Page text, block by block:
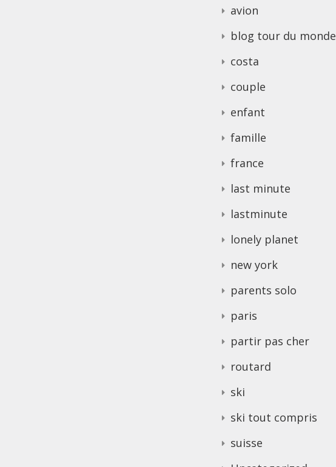
avion
blog tour du monde
costa
couple
enfant
famille
france
last minute
lastminute
lonely planet
new york
parents solo
paris
partir pas cher
routard
ski
ski tout compris
suisse